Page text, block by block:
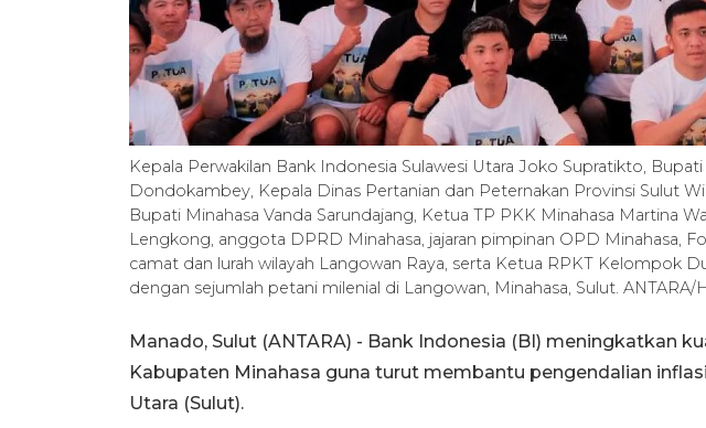
Kepala Perwakilan Bank Indonesia Sulawesi Utara Joko Supratikto,
Dondokambey, Kepala Dinas Pertanian dan Peternakan Provinsi Sulut
Bupati Minahasa Vanda Sarundajang, Ketua TP PKK Minahasa Martina
Lengkong, anggota DPRD Minahasa, jajaran pimpinan OPD Minahasa,
camat dan lurah wilayah Langowan Raya, serta Ketua RPKT Kelompok
dengan sejumlah petani milenial di Langowan, Minahasa, Sulut. ANTARA/
Manado, Sulut (ANTARA) - Bank Indonesia (BI) meningkatkan
Kabupaten Minahasa guna turut membantu pengendalian
Utara (Sulut).